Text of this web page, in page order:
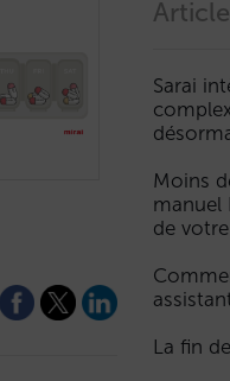
Sarai
Moins
manuel
de
La fin